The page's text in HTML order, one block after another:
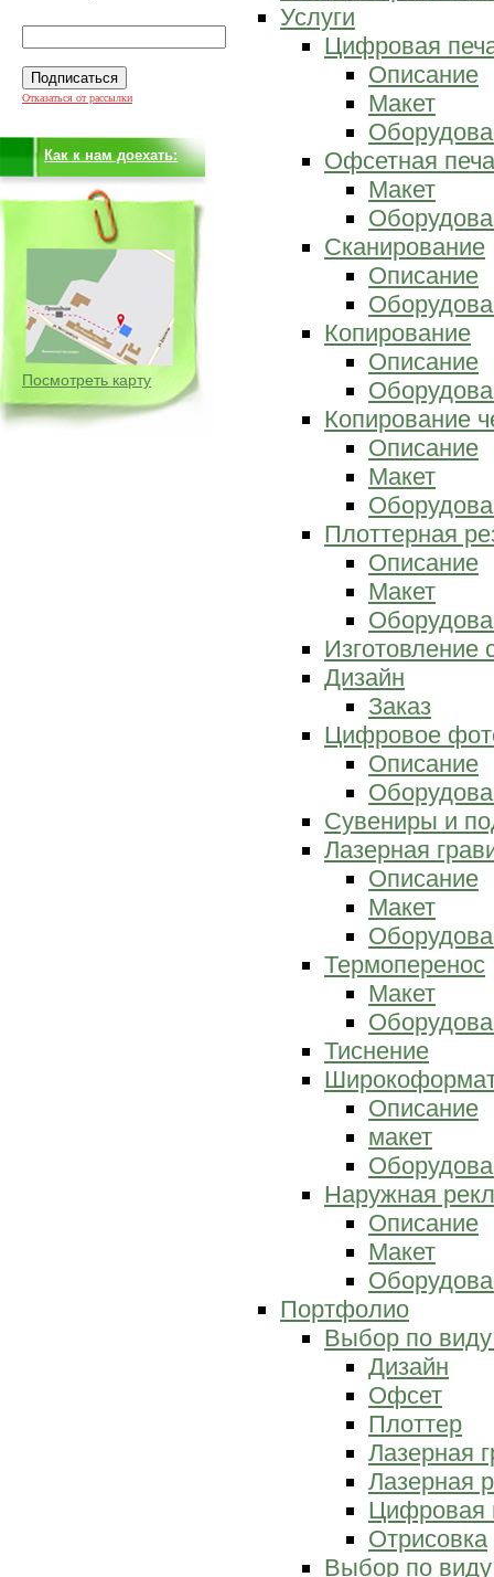
Отказаться от рассылки
Как к нам доехать:
Посмотреть карту
Услуги
Цифровая
Описание
Макет
Офсетная
Макет
Сканирование
Описание
Копирование
Описание
Копирование
Описание
Макет
Плоттерная
Описание
Макет
Изготовление
Дизайн
Заказ
Цифровое
Описание
Сувениры и
Лазерная
Описание
Макет
Термоперенос
Макет
Тиснение
Описание
макет
Наружная
Описание
Макет
Портфолио
Выбор по
Дизайн
Офсет
Плоттер
Лазерная
Лазерная
Цифровая
Отрисовка
Выбор по